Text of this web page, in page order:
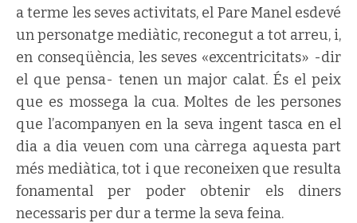
a terme les seves activitats, el Pare Manel esdevé
un personatge mediàtic, reconegut a tot arreu, i,
en conseqüència, les seves «excentricitats» -dir
el que pensa- tenen un major calat. És el peix
que es mossega la cua. Moltes de les persones
que l’acompanyen en la seva ingent tasca en el
dia a dia veuen com una càrrega aquesta part
més mediàtica, tot i que reconeixen que resulta
fonamental per poder obtenir els diners
necessaris per dur a terme la seva feina.